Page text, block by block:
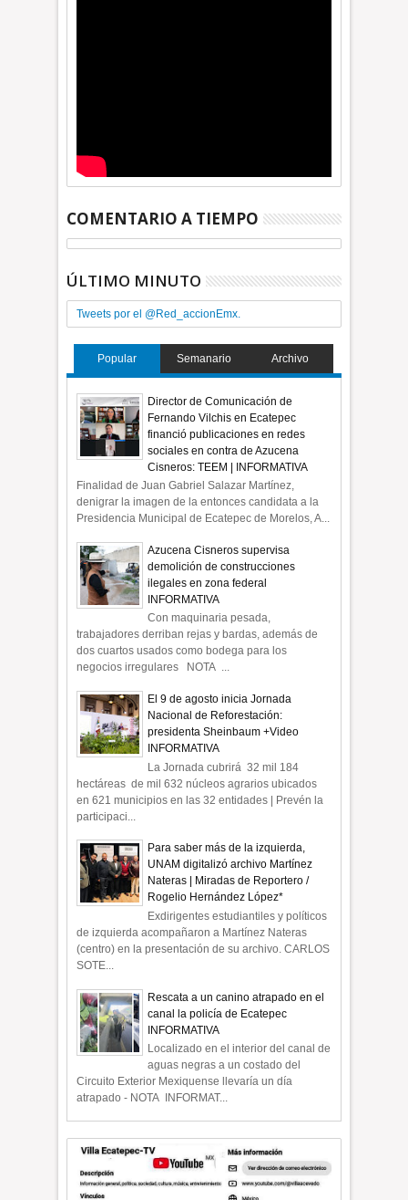
COMENTARIO A TIEMPO
ÚLTIMO MINUTO
Tweets por el @Red_accionEmx.
Popular Semanario Archivo
Director de Comunicación de
Fernando Vilchis en Ecatepec
financió publicaciones en redes
sociales en contra de Azucena
Cisneros: TEEM | INFORMATIVA
Finalidad de Juan Gabriel Salazar Martínez,
denigrar la imagen de la entonces candidata a la
Presidencia Municipal de Ecatepec de Morelos, A...
Azucena Cisneros supervisa
demolición de construcciones
ilegales en zona federal
INFORMATIVA
Con maquinaria pesada,
trabajadores derriban rejas y bardas, además de
dos cuartos usados como bodega para los
negocios irregulares NOTA ...
El 9 de agosto inicia Jornada
Nacional de Reforestación:
presidenta Sheinbaum +Video
INFORMATIVA
La Jornada cubrirá 32 mil 184
hectáreas de mil 632 núcleos agrarios ubicados
en 621 municipios en las 32 entidades | Prevén la
participaci...
Para saber más de la izquierda,
UNAM digitalizó archivo Martínez
Nateras | Miradas de Reportero /
Rogelio Hernández López*
Exdirigentes estudiantiles y políticos
de izquierda acompañaron a Martínez Nateras
(centro) en la presentación de su archivo. CARLOS
SOTE...
Rescata a un canino atrapado en el
canal la policía de Ecatepec
INFORMATIVA
Localizado en el interior del canal de
aguas negras a un costado del
Circuito Exterior Mexiquense llevaría un día
atrapado - NOTA INFORMAT...